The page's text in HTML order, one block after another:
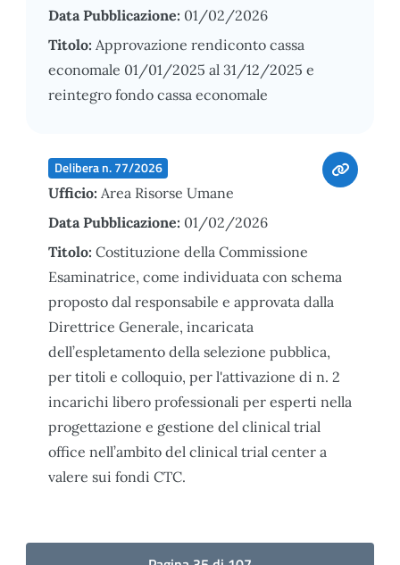
Data Pubblicazione: 01/02/2026
Titolo: Approvazione rendiconto cassa
economale 01/01/2025 al 31/12/2025 e
reintegro fondo cassa economale
Delibera n. 77/2026
Ufficio: Area Risorse Umane
Data Pubblicazione: 01/02/2026
Titolo: Costituzione della Commissione
Esaminatrice, come individuata con schema
proposto dal responsabile e approvata dalla
Direttrice Generale, incaricata
dell’espletamento della selezione pubblica,
per titoli e colloquio, per l'attivazione di n. 2
incarichi libero professionali per esperti nella
progettazione e gestione del clinical trial
office nell’ambito del clinical trial center a
valere sui fondi CTC.